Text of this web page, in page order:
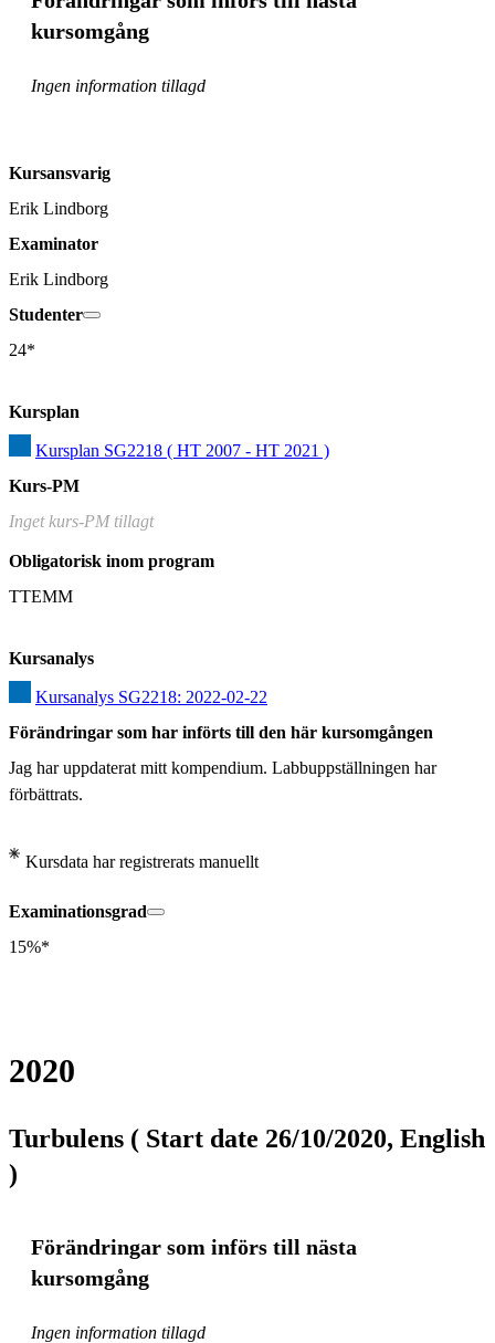
kursomgång
Ingen information tillagd
Kursansvarig
Erik Lindborg
Examinator
Erik Lindborg
Studenter
24*
Kursplan
Kursplan SG2218 ( HT 2007 - HT 2021 )
Kurs-PM
Inget kurs-PM tillagt
Obligatorisk inom program
TTEMM
Kursanalys
Kursanalys SG2218: 2022-02-22
Förändringar som har införts till den här kursomgången
Jag har uppdaterat mitt kompendium. Labbuppställningen har
förbättrats.
Kursdata har registrerats manuellt
Examinationsgrad
15%*
2020
Turbulens ( Start date 26/10/2020, English
)
Förändringar som införs till nästa
kursomgång
Ingen information tillagd